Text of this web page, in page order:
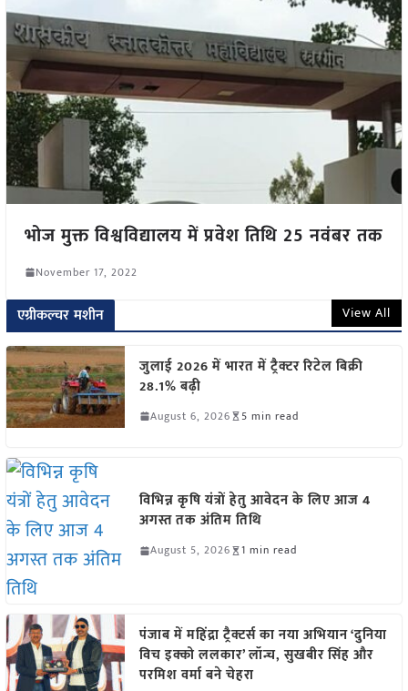
भोज मुक्त विश्वविद्यालय में प्रवेश तिथि 25 नवंबर तक
November 17, 2022
एग्रीकल्चर मशीन View All
जुलाई 2026 में भारत में ट्रैक्टर रिटेल बिक्री
28.1% बढ़ी
August 6, 2026 5 min read
विभिन्न कृषि यंत्रों हेतु आवेदन के लिए आज 4
अगस्त तक अंतिम तिथि
August 5, 2026 1 min read
पंजाब में महिंद्रा ट्रैक्टर्स का नया अभियान ‘दुनिया
विच इक्को ललकार’ लॉन्च, सुखबीर सिंह और
परमिश वर्मा बने चेहरा